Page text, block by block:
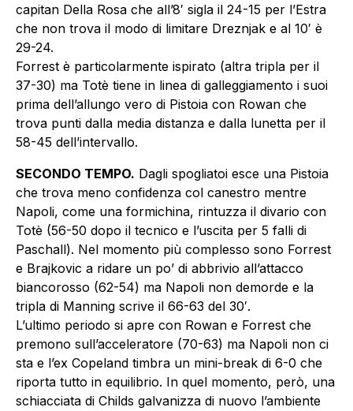
capitan Della Rosa che all’8′ sigla il 24-15 per l’Estra
che non trova il modo di limitare Dreznjak e al 10′ è
29-24.
Forrest è particolarmente ispirato (altra tripla per il
37-30) ma Totè tiene in linea di galleggiamento i suoi
prima dell’allungo vero di Pistoia con Rowan che
trova punti dalla media distanza e dalla lunetta per il
58-45 dell’intervallo.
SECONDO TEMPO. Dagli spogliatoi esce una Pistoia
che trova meno confidenza col canestro mentre
Napoli, come una formichina, rintuzza il divario con
Totè (56-50 dopo il tecnico e l’uscita per 5 falli di
Paschall). Nel momento più complesso sono Forrest
e Brajkovic a ridare un po’ di abbrivio all’attacco
biancorosso (62-54) ma Napoli non demorde e la
tripla di Manning scrive il 66-63 del 30′.
L’ultimo periodo si apre con Rowan e Forrest che
premono sull’acceleratore (70-63) ma Napoli non ci
sta e l’ex Copeland timbra un mini-break di 6-0 che
riporta tutto in equilibrio. In quel momento, però, una
schiacciata di Childs galvanizza di nuovo l’ambiente